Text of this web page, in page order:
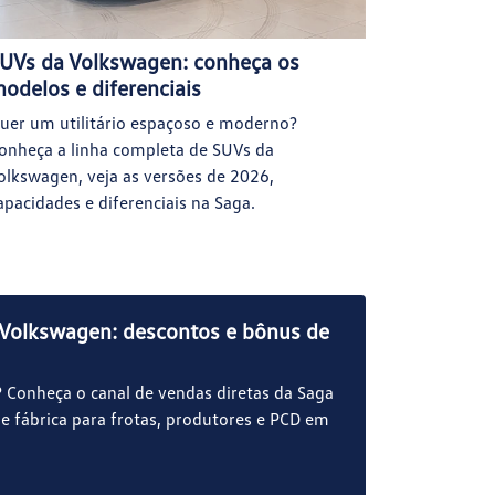
da Volkswagen: conheça os
e diferenciais
um utilitário espaçoso e moderno?
a linha completa de SUVs da
veja as versões de 2026,
e diferenciais na Saga.
descontos e bônus de
o canal de vendas diretas da Saga
fábrica para frotas, produtores e PCD em